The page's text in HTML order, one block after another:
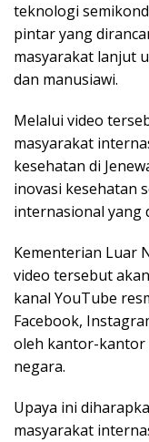
teknologi
pintar yang
masyarakat lanjut
dan manusiawi.
Melalui video
masyarakat
kesehatan di
inovasi kesehatan
internasional yang
Kementerian Luar
video tersebut
kanal YouTube
Facebook,
oleh kantor-kantor
negara.
Upaya ini
masyarakat